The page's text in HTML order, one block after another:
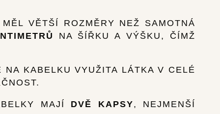
VĚTŠÍ ROZMĚRY NEŽ SAMOTNÁ
NA ŠÍŘKU A VÝŠKU, ČÍMŽ
KABELKU VYUŽITA LÁTKA V CELÉ
MAJÍ DVĚ KAPSY, NEJMENŠÍ